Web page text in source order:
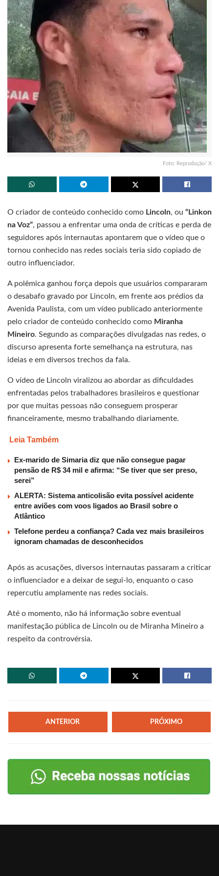
Foto: Reprodução/ X
O criador de conteúdo conhecido como Lincoln, ou “Linkon
na Voz”, passou a enfrentar uma onda de críticas e perda de
seguidores após internautas apontarem que o vídeo que o
tornou conhecido nas redes sociais teria sido copiado de
outro influenciador.
A polêmica ganhou força depois que usuários compararam
o desabafo gravado por Lincoln, em frente aos prédios da
Avenida Paulista, com um vídeo publicado anteriormente
pelo criador de conteúdo conhecido como Miranha
Mineiro. Segundo as comparações divulgadas nas redes, o
discurso apresenta forte semelhança na estrutura, nas
ideias e em diversos trechos da fala.
O vídeo de Lincoln viralizou ao abordar as dificuldades
enfrentadas pelos trabalhadores brasileiros e questionar
por que muitas pessoas não conseguem prosperar
financeiramente, mesmo trabalhando diariamente.
Leia Também
Ex-marido de Simaria diz que não consegue pagar
pensão de R$ 34 mil e afirma: “Se tiver que ser preso,
serei”
ALERTA: Sistema anticolisão evita possível acidente
entre aviões com voos ligados ao Brasil sobre o
Atlântico
Telefone perdeu a confiança? Cada vez mais brasileiros
ignoram chamadas de desconhecidos
Após as acusações, diversos internautas passaram a criticar
o influenciador e a deixar de segui-lo, enquanto o caso
repercutiu amplamente nas redes sociais.
Até o momento, não há informação sobre eventual
manifestação pública de Lincoln ou de Miranha Mineiro a
respeito da controvérsia.
ANTERIOR PRÓXIMO